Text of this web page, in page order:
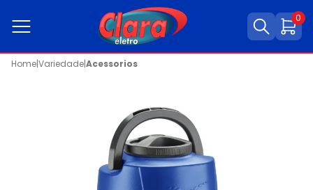
0
Home|Variedade|Acessorios